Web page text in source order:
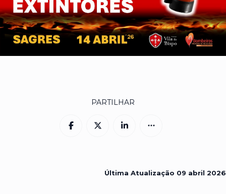
PARTILHAR
Última Atualização 09 abril 2026